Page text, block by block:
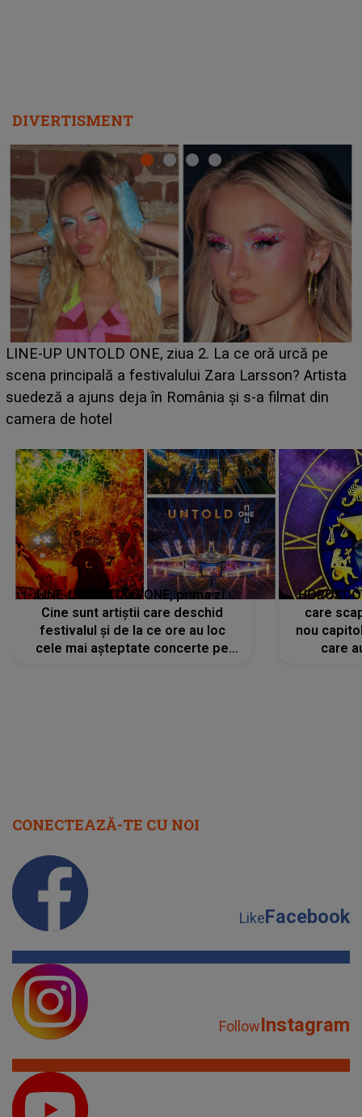
DIVERTISMENT
Ce a dezvăluit noua concurentă din "Casa Iubirii" l-a
luat prin surprindere pe Emanuel. CINE ESTE
BĂIATUL VIZAT de Alexandra?! Aflându-se în fața
faptului împlinit, A RECUNOSCUT IMEDIAT: "Am
LINE-UP UNTOLD ONE, prima zi.
Cine sunt artiștii care deschid
festivalul și de la ce ore au loc
cele mai așteptate concerte pe
care
nou
care
CONECTEAZĂ-TE CU NOI
LikeFacebook
FollowInstagram